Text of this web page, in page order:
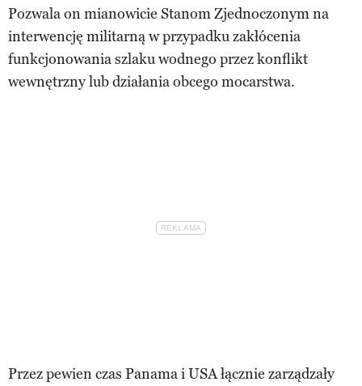
Pozwala on mianowicie Stanom Zjednoczonym na
interwencję militarną w przypadku zakłócenia
funkcjonowania szlaku wodnego przez konflikt
wewnętrzny lub działania obcego mocarstwa.
Przez pewien czas Panama i USA łącznie zarządzały